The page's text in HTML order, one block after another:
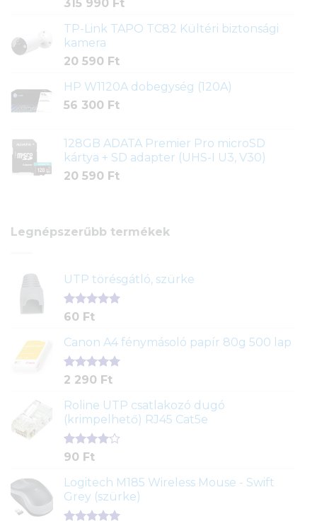
315 990 Ft
TP-Link TAPO TC82 Kültéri biztonsági
kamera
20 590 Ft
HP W1120A dobegység (120A)
56 300 Ft
128GB ADATA Premier Pro microSD
kártya + SD adapter (UHS-I U3, V30)
20 590 Ft
Legnépszerűbb termékek
UTP törésgátló, szürke
Értékelés
ből,
1
értékelés
alapján
60 Ft
Canon A4 fénymásoló papír 80g 500 lap
Értékelés
ből,
2
értékelés
alapján
2 290 Ft
Roline UTP csatlakozó dugó
(krimpelhető) RJ45 Cat5e
Értékelés
5-ből,
2
értékelés
alapján
90 Ft
Logitech M185 Wireless Mouse - Swift
Grey (szürke)